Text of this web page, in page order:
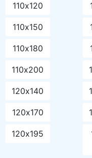
110х120
110х150
110х180
110х200
120х140
120х170
120х195